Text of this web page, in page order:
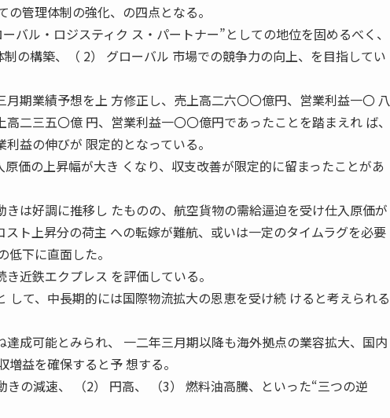
管理体制の強化、の四点となる。
バル・ロジスティク ス・パートナー”としての地位を固めるべく、
制の構築、（ 2） グローバル 市場での競争力の向上、を目指してい
期業績予想を上 方修正し、売上高二六〇〇億円、営業利益一〇 八
二三五〇億 円、営業利益一〇〇億円であったことを踏まえれ ば、
益の伸びが 限定的となっている。
価の上昇幅が大き くなり、収支改善が限定的に留まったことがあ
は好調に推移し たものの、航空貨物の需給逼迫を受け仕入原価が
ト上昇分の荷主 への転嫁が難航、或いは一定のタイムラグを必要
低下に直面した。
近鉄エクプレス を評価している。
して、中長期的には国際物流拡大の恩恵を受け続 けると考えられる
成可能とみられ、 一二年三月期以降も海外拠点の業容拡大、国内
益を確保すると予 想する。
きの減速、 （2） 円高、 （3） 燃料油高騰、といった“三つの逆